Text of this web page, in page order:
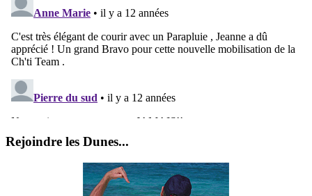
Rejoindre les Dunes...